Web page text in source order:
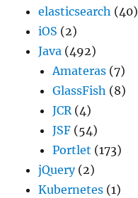
elasticsearch (40)
iOS (2)
Java (492)
Amateras (7)
GlassFish (8)
JCR(4)
JSF (54)
Portlet (173)
jQuery(2)
Kubernetes (1)